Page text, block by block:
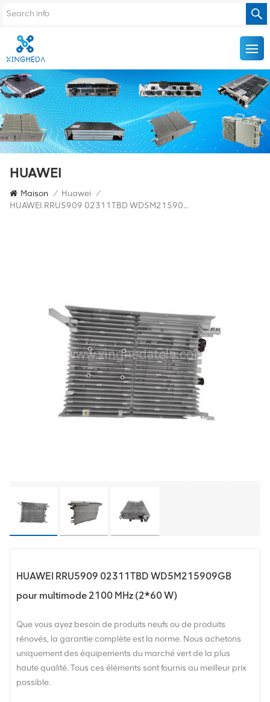
HUAWEI
Maison / Huawei /
HUAWEI RRU5909 02311TBD WD5M215909GB Pour Multimode 2100 MHz (2*60 W)
HUAWEI RRU5909 02311TBD WD5M215909GB
pour multimode 2100 MHz (2*60 W)
Que vous ayez besoin de produits neufs ou de produits
rénovés, la garantie complète est la norme. Nous achetons
uniquement des équipements du marché vert de la plus
haute qualité. Tous ces éléments sont fournis au meilleur prix
possible.